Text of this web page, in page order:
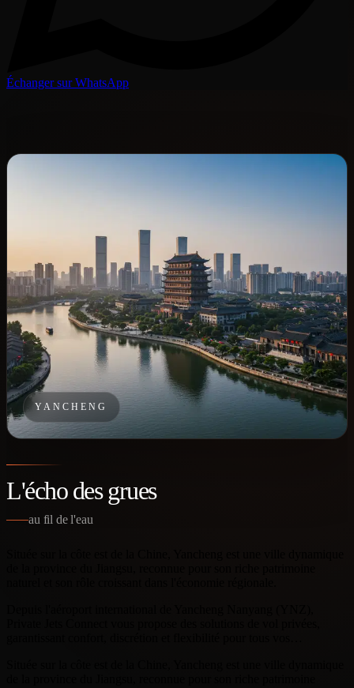
Échanger sur WhatsApp
YANCHENG
L'écho des grues
au fil de l'eau